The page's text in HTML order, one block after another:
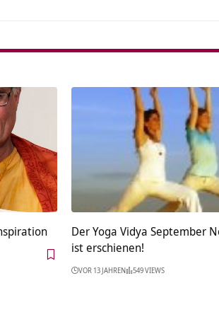
Der Yoga Vidya September
ist erschienen!
VOR 13 JAHREN 549 VIEWS